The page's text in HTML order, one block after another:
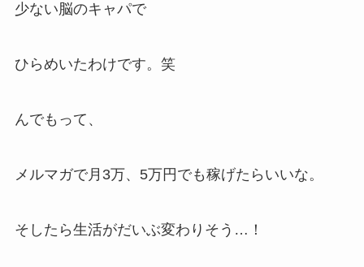
少ない脳のキャパで
ひらめいたわけです。笑
んでもって、
メルマガで月3万、5万円でも稼げたらいいな。
そしたら生活がだいぶ変わりそう…！